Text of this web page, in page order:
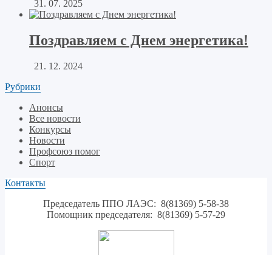
31. 07. 2025
Поздравляем с Днем энергетика!
21. 12. 2024
Рубрики
Анонсы
Все новости
Конкурсы
Новости
Профсоюз помог
Спорт
Контакты
Председатель ППО ЛАЭС: 8(81369) 5-58-38
Помощник председателя: 8(81369) 5-57-29